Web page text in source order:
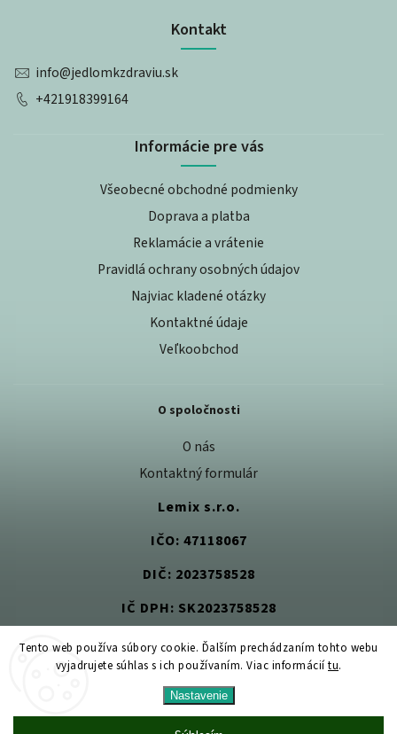
Tento web používa súbory cookie. Ďalším prechádzaním tohto webu
vyjadrujete súhlas s ich používaním. Viac informáciítu.
Nastavenie
Kontakt
info@jedlomkzdraviu.sk
+421918399164
Informácie pre vás
Všeobecné obchodné podmienky
Doprava a platba
Reklamácie a vrátenie
Pravidlá ochrany osobných údajov
Najviac kladené otázky
Kontaktné údaje
Veľkoobchod
O spoločnosti
O nás
Kontaktný formulár
Lemix s.r.o.
IČO: 47118067
DIČ: 2023758528
IČ DPH: SK2023758528
Jedlom k zdraviu. Všetky práva vyhradené.
Upraviť nastavenie cookies
Shoptet | Design